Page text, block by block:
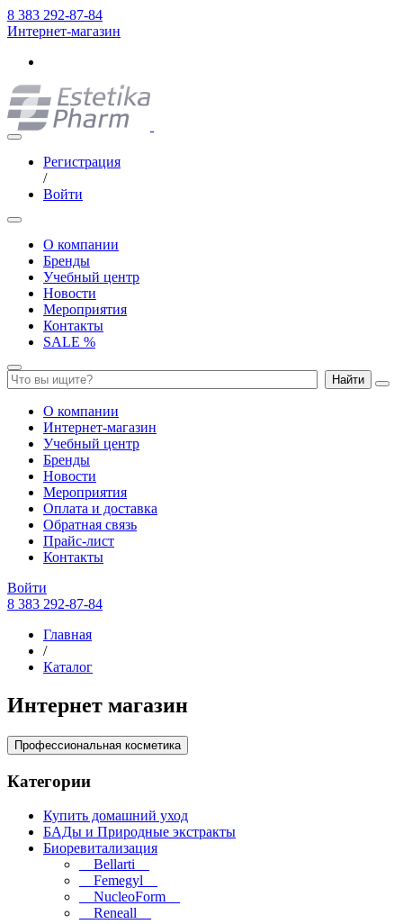
8 383 292-87-84
Интернет-магазин
Регистрация
/
Войти
О компании
Бренды
Учебный центр
Новости
Мероприятия
Контакты
SALE %
Найти
О компании
Интернет-магазин
Учебный центр
Бренды
Новости
Мероприятия
Оплата и доставка
Обратная связь
Прайс-лист
Контакты
Войти
8 383 292-87-84
Главная
/
Каталог
Интернет магазин
Профессиональная косметика
Категории
Купить домашний уход
БАДы и Природные экстракты
Биоревитализация
__Bellarti__
__Femegyl__
__NucleoForm__
__Reneall__